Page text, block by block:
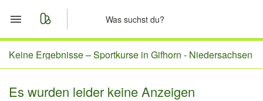
Start
Keine Ergebnisse –Sportkurse in Gifhorn - Niedersachsen
Es wurden leider keine Anzeigen